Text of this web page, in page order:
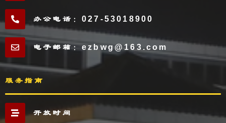
办公电话：027-53018900
电子邮箱：ezbwg@163.com
服务指南
开放时间